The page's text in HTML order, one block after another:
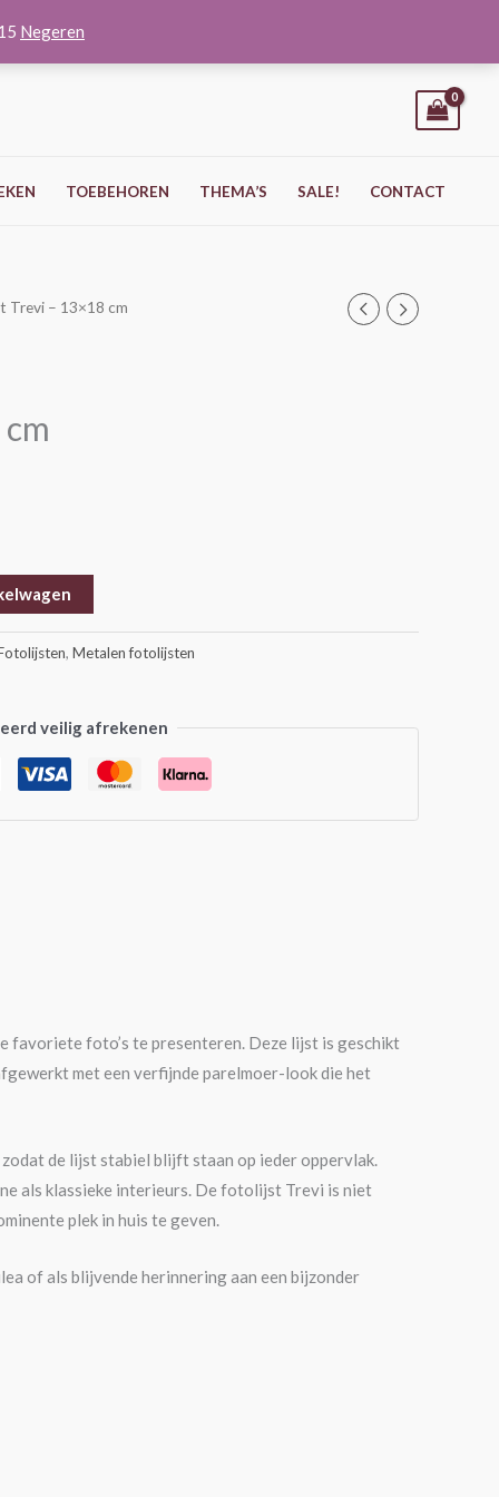
Negeren
TOEBEHOREN THEMA’S SALE! CONTACT
Trevi – 13×18 cm
, Metalen fotolijsten
veilig afrekenen
favoriete foto’s te presenteren. Deze lijst is geschikt
met een verfijnde parelmoer-look die het
de lijst stabiel blijft staan op ieder oppervlak.
als klassieke interieurs. De fotolijst Trevi is niet
plek in huis te geven.
of als blijvende herinnering aan een bijzonder